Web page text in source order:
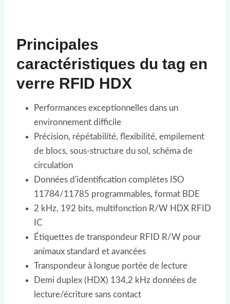
Principales
caractéristiques du tag en
verre RFID HDX
Performances exceptionnelles dans un
environnement difficile
Précision, répétabilité, flexibilité, empilement
de blocs, sous-structure du sol, schéma de
circulation
Données d'identification complètes ISO
11784/11785 programmables, format BDE
2 kHz, 192 bits, multifonction R/W HDX RFID
IC
Étiquettes de transpondeur RFID R/W pour
animaux standard et avancées
Transpondeur à longue portée de lecture
Demi duplex (HDX) 134,2 kHz données de
lecture/écriture sans contact